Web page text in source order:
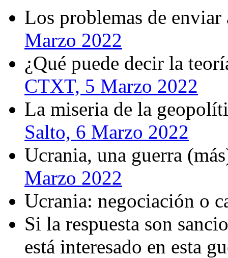
Los problemas de
Marzo 2022
¿Qué puede decir la
CTXT, 5 Marzo 2022
La miseria de la
Salto, 6 Marzo 2022
Ucrania, una guerra
Marzo 2022
Ucrania: negociación o
Si la respuesta son
está interesado en esta